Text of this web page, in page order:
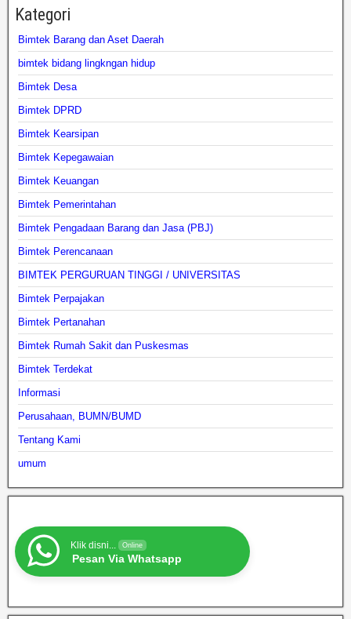
Kategori
Bimtek Barang dan Aset Daerah
bimtek bidang lingkngan hidup
Bimtek Desa
Bimtek DPRD
Bimtek Kearsipan
Bimtek Kepegawaian
Bimtek Keuangan
Bimtek Pemerintahan
Bimtek Pengadaan Barang dan Jasa (PBJ)
Bimtek Perencanaan
BIMTEK PERGURUAN TINGGI / UNIVERSITAS
Bimtek Perpajakan
Bimtek Pertanahan
Bimtek Rumah Sakit dan Puskesmas
Bimtek Terdekat
Informasi
Perusahaan, BUMN/BUMD
Tentang Kami
umum
Klik disni... Online
Pesan Via Whatsapp